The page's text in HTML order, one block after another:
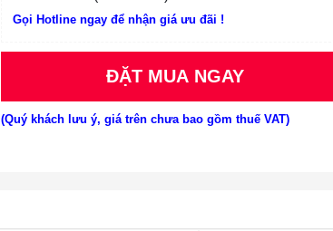
Gọi Hotline ngay để nhận giá ưu đãi !
ĐẶT MUA NGAY
(Quý khách lưu ý, giá trên chưa bao gồm thuế VAT)